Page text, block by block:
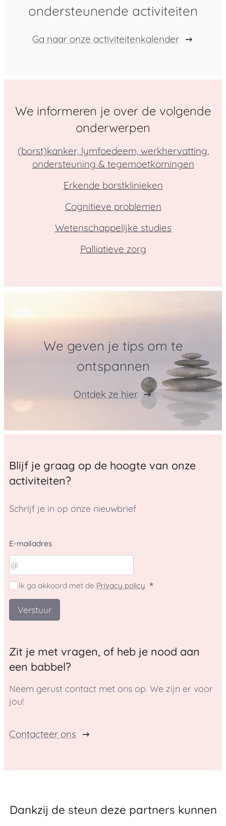
ondersteunende activiteiten
Ga naar onze activiteitenkalender
We informeren je over de volgende
onderwerpen
(borst)kanker, lymfoedeem, werkhervatting,
ondersteuning & tegemoetkomingen
Erkende borstklinieken
Cognitieve problemen
Wetenschappelijke studies
Palliatieve zorg
We geven je tips om te
ontspannen
Ontdek ze hier
Blijf je graag op de hoogte van onze
activiteiten?
Schrijf je in op onze nieuwbrief
E-mailadres
Ik ga akkoord met de Privacy policy
Verstuur
Zit je met vragen, of heb je nood aan
een babbel?
Neem gerust contact met ons op. We zijn er voor
jou!
Contacteer ons
Dankzij de steun deze partners kunnen